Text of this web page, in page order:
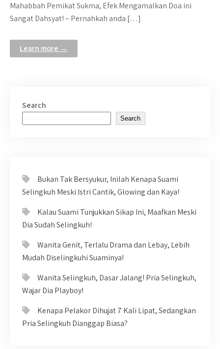
Mahabbah Pemikat Sukma, Efek Mengamalkan Doa ini
Sangat Dahsyat! – Pernahkah anda […]
Learn more →
Search
Search
Bukan Tak Bersyukur, Inilah Kenapa Suami
Selingkuh Meski Istri Cantik, Glowing dan Kaya!
Kalau Suami Tunjukkan Sikap Ini, Maafkan Meski
Dia Sudah Selingkuh!
Wanita Genit, Terlalu Drama dan Lebay, Lebih
Mudah Diselingkuhi Suaminya!
Wanita Selingkuh, Dasar Jalang! Pria Selingkuh,
Wajar Dia Playboy!
Kenapa Pelakor Dihujat 7 Kali Lipat, Sedangkan
Pria Selingkuh Dianggap Biasa?